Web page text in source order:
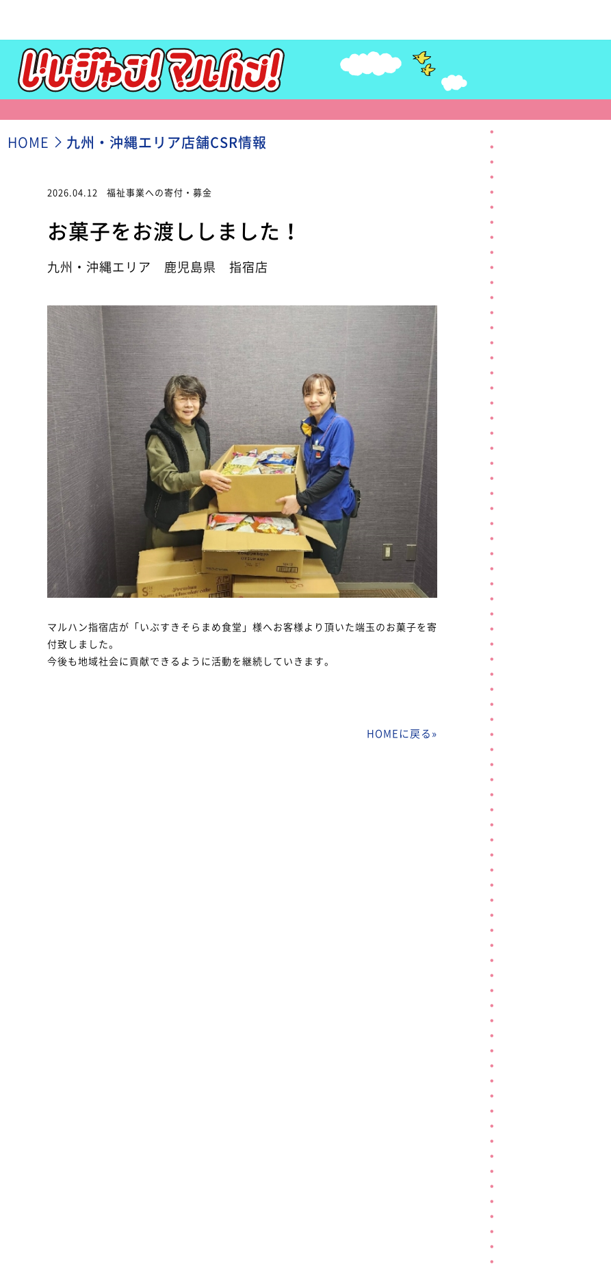
HOME 九州・沖縄エリア店舗CSR情報
2026.04.12 福祉事業への寄付・募金
お菓子をお渡ししました！
九州・沖縄エリア 鹿児島県 指宿店
マルハン指宿店が「いぶすきそらまめ食堂」様へお客様より頂いた端玉のお菓子を寄
付致しました。
今後も地域社会に貢献できるように活動を継続していきます。
HOMEに戻る»